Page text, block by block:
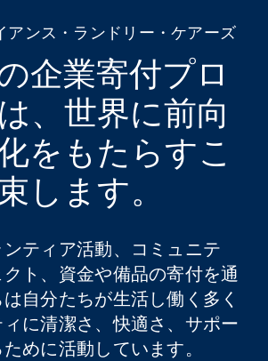
シ
ョ
ン
アンス・ランドリー・ケアーズ
企業寄付プロ
、世界に前向
をもたらすこ
します。
ティア活動、コミュニテ
ト、資金や備品の寄付を通
自分たちが生活し働く多く
に清潔さ、快適さ、サポー
めに活動しています。